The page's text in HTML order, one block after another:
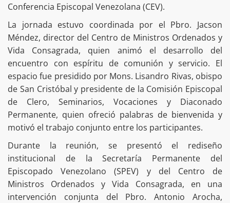
Conferencia Episcopal Venezolana (CEV).
La jornada estuvo coordinada por el Pbro. Jacson
Méndez, director del Centro de Ministros Ordenados y
Vida Consagrada, quien animó el desarrollo del
encuentro con espíritu de comunión y servicio. El
espacio fue presidido por Mons. Lisandro Rivas, obispo
de San Cristóbal y presidente de la Comisión Episcopal
de Clero, Seminarios, Vocaciones y Diaconado
Permanente, quien ofreció palabras de bienvenida y
motivó el trabajo conjunto entre los participantes.
Durante la reunión, se presentó el rediseño
institucional de la Secretaría Permanente del
Episcopado Venezolano (SPEV) y del Centro de
Ministros Ordenados y Vida Consagrada, en una
intervención conjunta del Pbro. Antonio Arocha,